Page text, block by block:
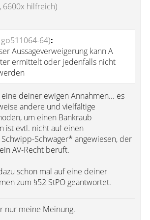
6600x hilfreich)
64):
Aussageverweigerung kann A
ermittelt oder jedenfalls nicht
deiner ewigen Annahmen... es
andere und vielfältige
um einen Bankraub
ist evtl. nicht auf einen
Schwager* angewiesen, der
AV-Recht beruft.
schon mal auf eine deiner
zum §52 StPO geantwortet.
nur meine Meinung.